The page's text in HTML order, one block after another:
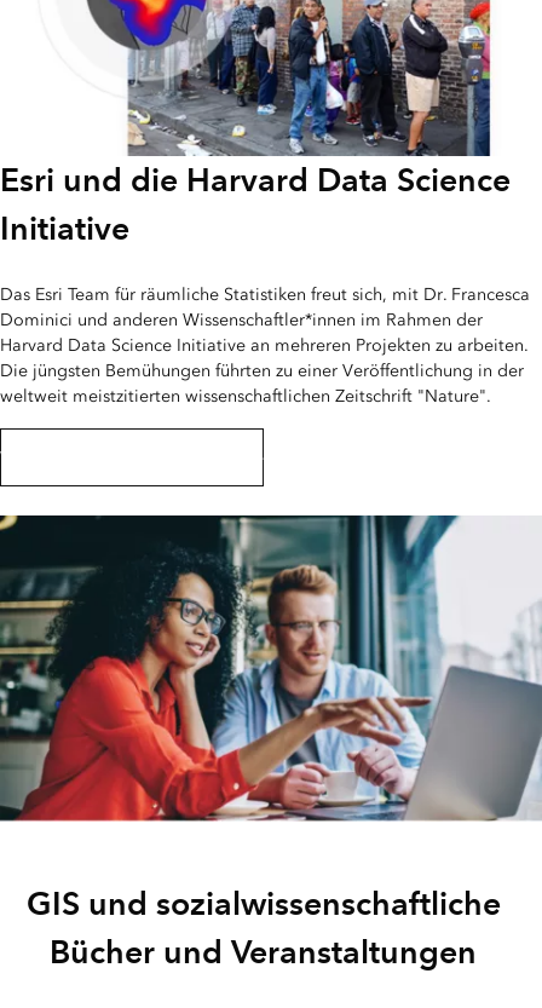
Esri und die Harvard Data Science
Initiative
Das Esri Team für räumliche Statistiken freut sich, mit Dr. Francesca
Dominici und anderen Wissenschaftler*innen im Rahmen der
Harvard Data Science Initiative an mehreren Projekten zu arbeiten.
Die jüngsten Bemühungen führten zu einer Veröffentlichung in der
weltweit meistzitierten wissenschaftlichen Zeitschrift "Nature".
Weitere Informationen zur Studie
GIS und sozialwissenschaftliche
Bücher und Veranstaltungen